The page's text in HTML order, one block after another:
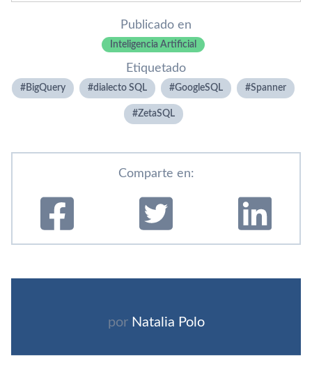
Publicado en
Inteligencia Artificial
Etiquetado
BigQuery dialecto SQL GoogleSQL Spanner
ZetaSQL
Comparte en:
por Natalia Polo